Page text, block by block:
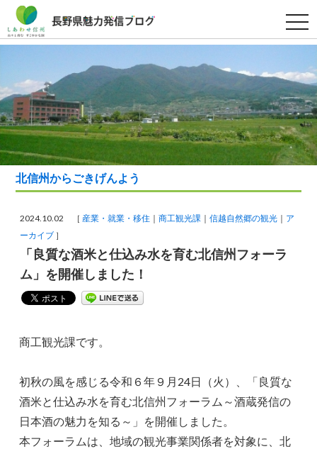
t
o
g
e
n
a
v
i
g
a
t
i
o
北信州からごきげんよう
2024.10.02 ［ 産業・就業・移住 商工観光課 信越自然郷の観光
ア
ーカイブ ］
「良質な酒米と仕込み水を育む北信州フォーラ
ム」を開催しました！
商工観光課です。
初秋の風を感じる令和６年９月24日（火）、「良質な
酒米と仕込み水を育む北信州フォーラム～酒蔵発信の
日本酒の魅力を知る～」を開催しました。
本フォーラムは、地域の観光事業関係者を対象に、北